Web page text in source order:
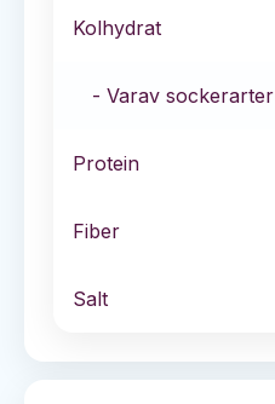
Kolhydrat
- Varav sockerarter
Protein
Fiber
Salt